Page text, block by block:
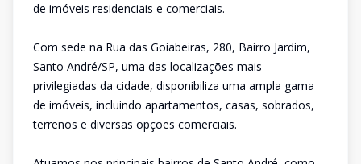
de imóveis residenciais e comerciais.
Com sede na Rua das Goiabeiras, 280, Bairro Jardim,
Santo André/SP, uma das localizações mais
privilegiadas da cidade, disponibiliza uma ampla gama
de imóveis, incluindo apartamentos, casas, sobrados,
terrenos e diversas opções comerciais.